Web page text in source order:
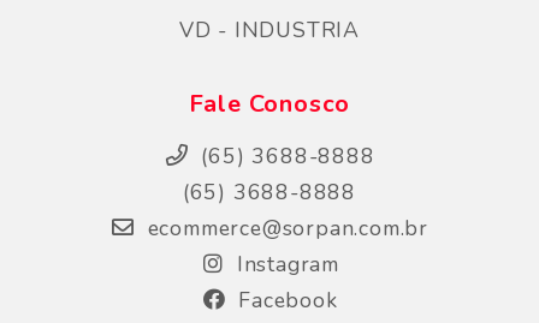
VD - INDUSTRIA
Fale Conosco
(65) 3688-8888
(65) 3688-8888
ecommerce@sorpan.com.br
Instagram
Facebook